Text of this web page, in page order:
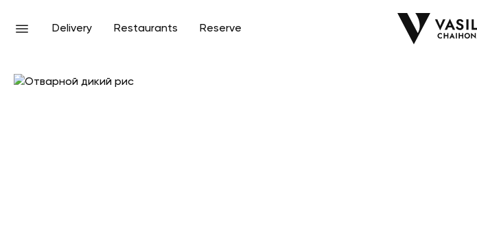
Delivery Restaurants Reserve